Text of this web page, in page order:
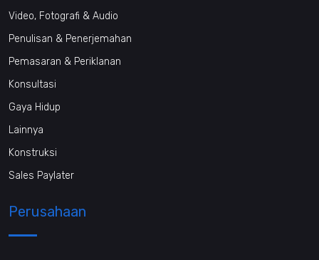
Video, Fotografi & Audio
Penulisan & Penerjemahan
Pemasaran & Periklanan
Konsultasi
Gaya Hidup
Lainnya
Konstruksi
Sales Paylater
Perusahaan